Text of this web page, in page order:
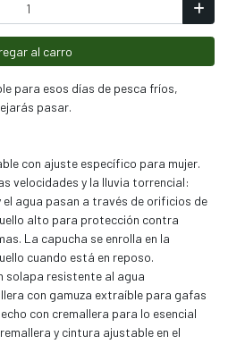
al carro
para esos días de pesca fríos,
pasar.
con ajuste específico para mujer.
velocidades y la lluvia torrencial:
agua pasan a través de orificios de
alto para protección contra
La capucha se enrolla en la
cuando está en reposo.
solapa resistente al agua
con gamuza extraíble para gafas
con cremallera para lo esencial
y cintura ajustable en el